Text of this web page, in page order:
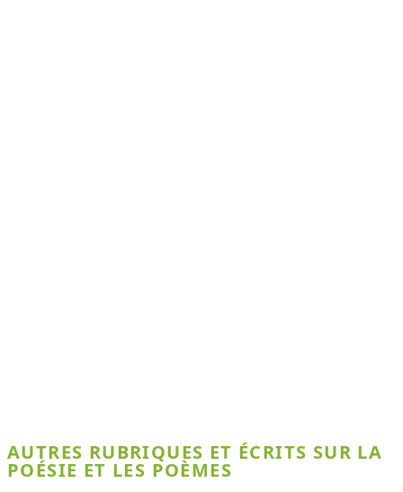
AUTRES RUBRIQUES ET ÉCRITS SUR LA
POÉSIE ET LES POÈMES